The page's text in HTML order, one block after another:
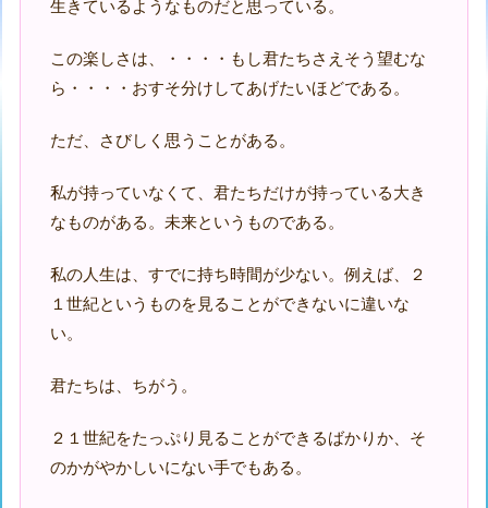
生きているようなものだと思っている。
この楽しさは、・・・・もし君たちさえそう望むな
ら・・・・おすそ分けしてあげたいほどである。
ただ、さびしく思うことがある。
私が持っていなくて、君たちだけが持っている大き
なものがある。未来というものである。
私の人生は、すでに持ち時間が少ない。例えば、２
１世紀というものを見ることができないに違いな
い。
君たちは、ちがう。
２１世紀をたっぷり見ることができるばかりか、そ
のかがやかしいにない手でもある。